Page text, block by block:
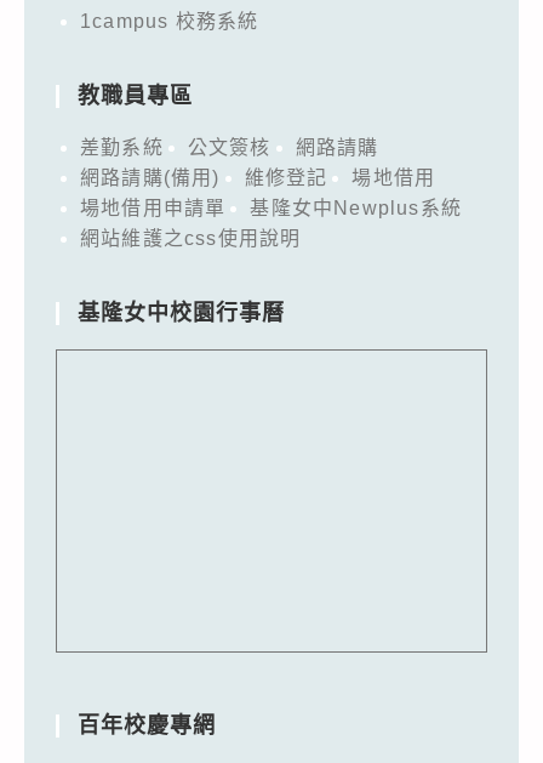
1campus 校務系統
教職員專區
差勤系統 公文簽核
網路請購
網路請購(備用)
維修登記
場地借用
場地借用申請單
基隆女中Newplus系統
網站維護之css使用說明
基隆女中校園行事曆
百年校慶專網